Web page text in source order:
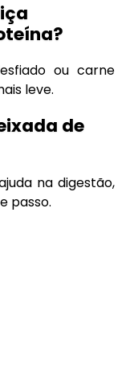
ou carne
leve.
de
na digestão,
passo.